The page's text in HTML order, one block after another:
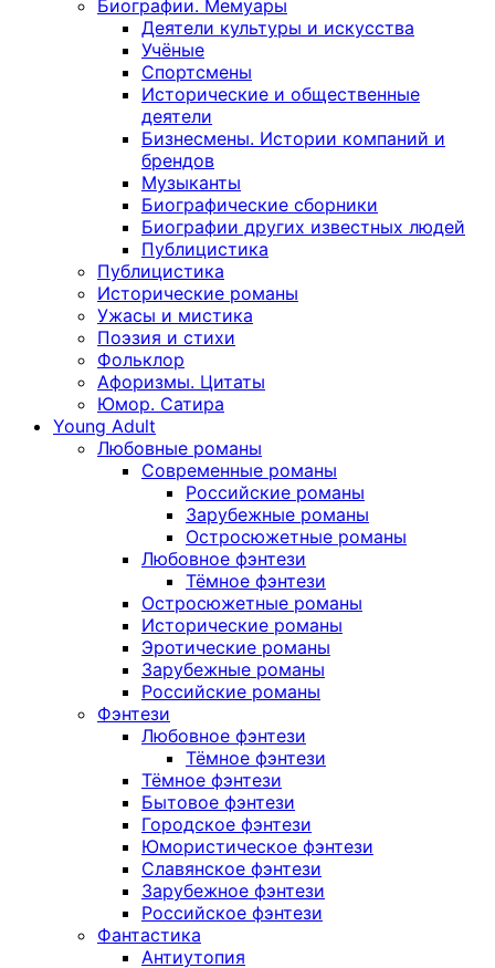
Биографии. Мемуары
Деятели культуры и искусства
Учёные
Спортсмены
Исторические и общественные
деятели
Бизнесмены. Истории компаний и
брендов
Музыканты
Биографические сборники
Биографии других известных людей
Публицистика
Публицистика
Исторические романы
Ужасы и мистика
Поэзия и стихи
Фольклор
Афоризмы. Цитаты
Юмор. Сатира
Young Adult
Любовные романы
Современные романы
Российские романы
Зарубежные романы
Остросюжетные романы
Любовное фэнтези
Тёмное фэнтези
Остросюжетные романы
Исторические романы
Эротические романы
Зарубежные романы
Российские романы
Фэнтези
Любовное фэнтези
Тёмное фэнтези
Тёмное фэнтези
Бытовое фэнтези
Городское фэнтези
Юмористическое фэнтези
Славянское фэнтези
Зарубежное фэнтези
Российское фэнтези
Фантастика
Антиутопия